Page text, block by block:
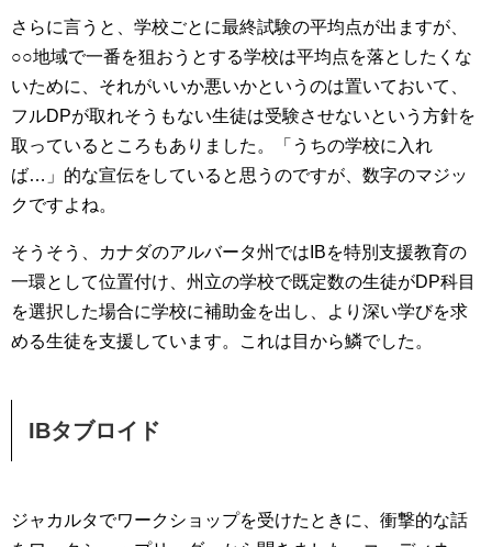
さらに言うと、学校ごとに最終試験の平均点が出ますが、
○○地域で一番を狙おうとする学校は平均点を落としたくな
いために、それがいいか悪いかというのは置いておいて、
フルDPが取れそうもない生徒は受験させないという方針を
取っているところもありました。「うちの学校に入れ
ば…」的な宣伝をしていると思うのですが、数字のマジッ
クですよね。
そうそう、カナダのアルバータ州ではIBを特別支援教育の
一環として位置付け、州立の学校で既定数の生徒がDP科目
を選択した場合に学校に補助金を出し、より深い学びを求
める生徒を支援しています。これは目から鱗でした。
IBタブロイド
ジャカルタでワークショップを受けたときに、衝撃的な話